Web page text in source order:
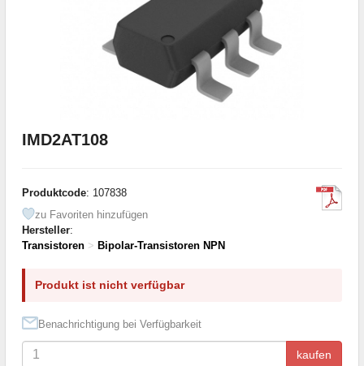
IMD2AT108
Produktcode: 107838
zu Favoriten hinzufügen
Hersteller:
Transistoren > Bipolar-Transistoren NPN
Produkt ist nicht verfügbar
Benachrichtigung bei Verfügbarkeit
kaufen